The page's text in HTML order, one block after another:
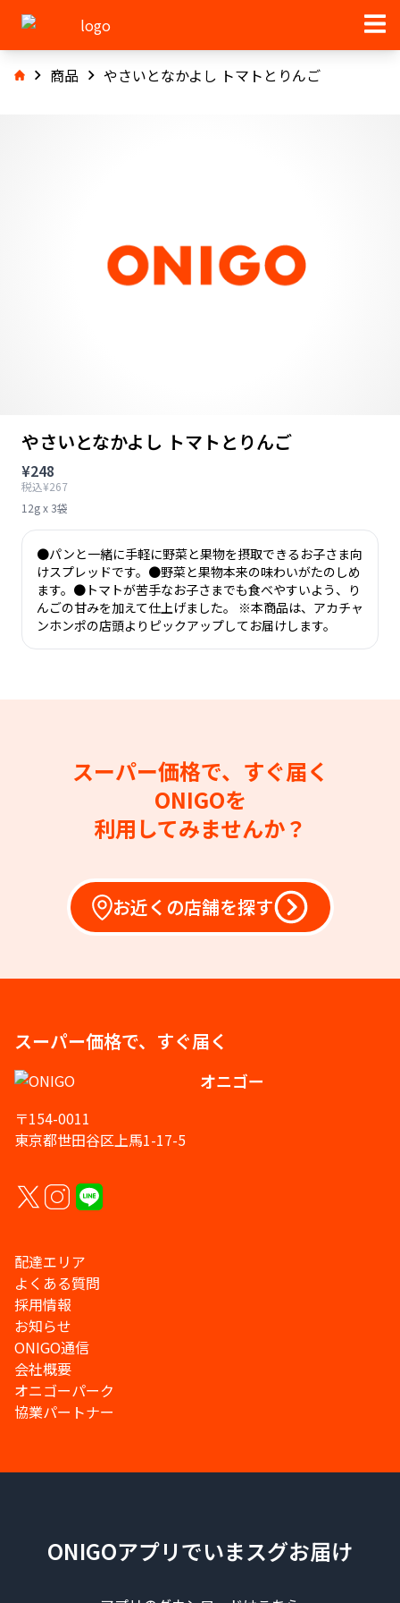
商品 やさいとなかよし トマトとりんご
やさいとなかよし トマトとりんご
¥248
税込¥267
12g x 3袋
●パンと一緒に手軽に野菜と果物を摂取できるお子さま向
けスプレッドです。●野菜と果物本来の味わいがたのしめ
ます。●トマトが苦手なお子さまでも食べやすいよう、り
んごの甘みを加えて仕上げました。 ※本商品は、アカチャ
ンホンポの店頭よりピックアップしてお届けします。
スーパー価格で、すぐ届く
ONIGOを
利用してみませんか？
お近くの店舗を探す
スーパー価格で、すぐ届く
オニゴー
〒154-0011
東京都世田谷区上馬1-17-5
配達エリア
よくある質問
採用情報
お知らせ
ONIGO通信
会社概要
オニゴーパーク
協業パートナー
ONIGOアプリでいまスグお届け